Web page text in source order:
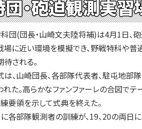
・砲迫観測実
団(団長・山崎文夫陸将補)は4月1日、
場に近い環境を模擬でき、野戦特科や
される。
、山崎団長、各部隊代表者、駐屯地部
た。高らかなファンファーレの合図で
要領を示して式典を終えた。
各部隊観測者の訓練が、19、20の両日